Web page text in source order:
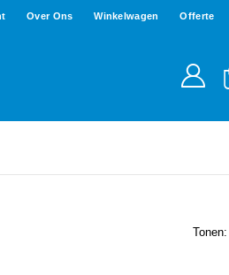
Over Ons Winkelwagen Offerte
Tonen: